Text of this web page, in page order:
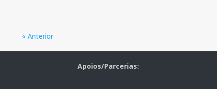
« Anterior
Apoios/Parcerias: